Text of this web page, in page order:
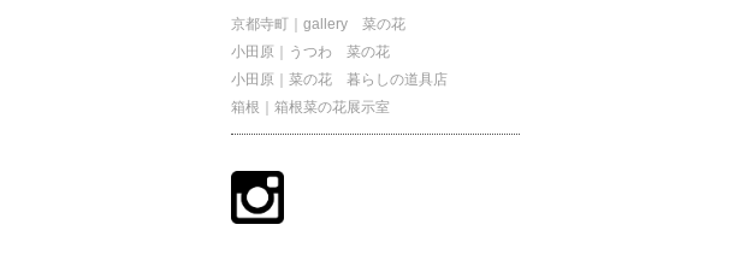
京都寺町｜gallery 菜の花
小田原｜うつわ 菜の花
小田原｜菜の花 暮らしの道具店
箱根｜箱根菜の花展示室